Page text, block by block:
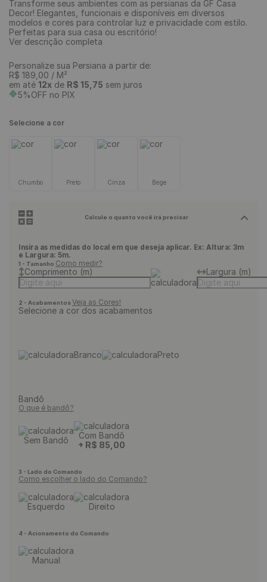
Transforme seus ambientes com as persianas da GF Casa
Decor! Elegantes, funcionais e disponíveis em diversos
modelos e cores para controlar luz e privacidade com estilo.
Perfeitas para sua casa ou escritório!
Ver descrição completa
Personalize sua Persiana a partir de:
R$ 189 00 / M²
em até 12x de R$ 15 75 sem juros
5%OFF no PIX
Selecione a cor
Chumbo Preto Cinza Bege
Calcule o quanto você irá precisar
Insira as medidas do local em que deseja aplicar. Ex: Altura: 3m
e Largura: 5m.
1 - Tamanho Como medir?
Comprimento (m) Largura (m)
2 - AcabamentosVeja as Cores!
Selecione a cor dos acabamentos
Branco Preto
Bandô
O que é bandô?
Sem Bandô
Com Bandô
+ R$ 85 00
3 - Lado do Comando
Como escolher o lado do Comando?
Esquerdo Direito
4 - Acionamento do Comando
Manual